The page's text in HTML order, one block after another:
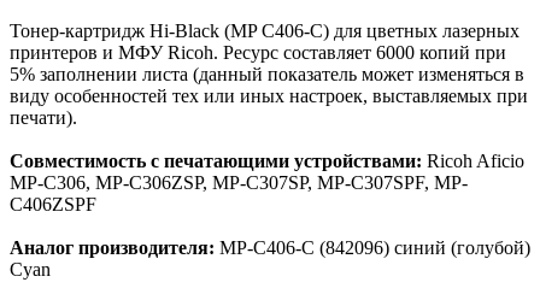
Тонер-картридж Hi-Black (MP C406-C) для цветных лазерных
принтеров и МФУ Ricoh. Ресурс составляет 6000 копий при
5% заполнении листа (данный показатель может изменяться в
виду особенностей тех или иных настроек, выставляемых при
печати).
Совместимость с печатающими устройствами: Ricoh Aficio
MP-C306, MP-C306ZSP, MP-C307SP, MP-C307SPF, MP-
C406ZSPF
Аналог производителя: MP-C406-C (842096) синий (голубой)
Cyan